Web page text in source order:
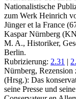
Nationalistische
zum Werk Heinrich
Jünger et la France
Kaspar Nürnberg
M. A., Historiker,
Berlin.
Rubrizierung: 2.31 |
Nürnberg,
(Hrsg.): Das
seine Presse und